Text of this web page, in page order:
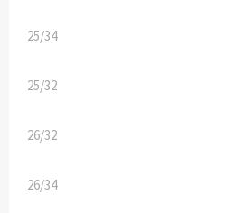
Ondergoed, Sokken en Nachtkleding
Vesten
Bivakmuts test
25/34
25/32
26/32
26/34